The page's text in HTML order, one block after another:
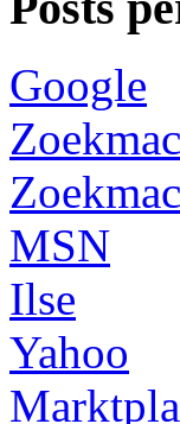
Google
MSN
Ilse
Yahoo